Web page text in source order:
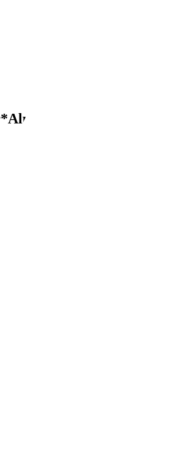
und den offiziellen spezifischen
neuer Personenkraftwagen" entnommen
und den offiziellen spezifischen
neuer Personenkraftwagen" entnommen